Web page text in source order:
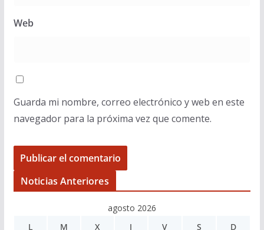
Web
Guarda mi nombre, correo electrónico y web en este
navegador para la próxima vez que comente.
Noticias Anteriores
agosto 2026
L
M X J V S D